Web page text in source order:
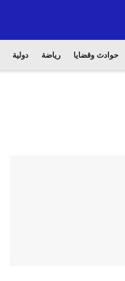
حوادث وقضايا رياضة دولية